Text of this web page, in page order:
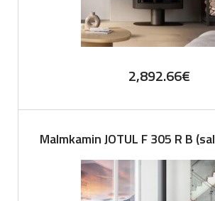
2,892.66€
Malmkamin JOTUL F 305 R B